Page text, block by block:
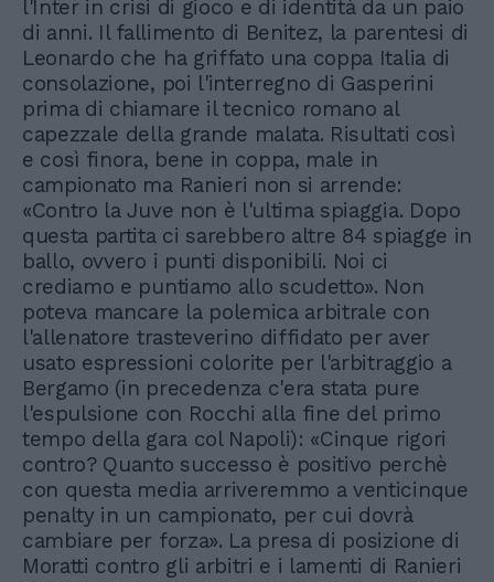
l'Inter in crisi di gioco e di identità da un paio
di anni. Il fallimento di Benitez, la parentesi di
Leonardo che ha griffato una coppa Italia di
consolazione, poi l'interregno di Gasperini
prima di chiamare il tecnico romano al
capezzale della grande malata. Risultati così
e così finora, bene in coppa, male in
campionato ma Ranieri non si arrende:
«Contro la Juve non è l'ultima spiaggia. Dopo
questa partita ci sarebbero altre 84 spiagge in
ballo, ovvero i punti disponibili. Noi ci
crediamo e puntiamo allo scudetto». Non
poteva mancare la polemica arbitrale con
l'allenatore trasteverino diffidato per aver
usato espressioni colorite per l'arbitraggio a
Bergamo (in precedenza c'era stata pure
l'espulsione con Rocchi alla fine del primo
tempo della gara col Napoli): «Cinque rigori
contro? Quanto successo è positivo perchè
con questa media arriveremmo a venticinque
penalty in un campionato, per cui dovrà
cambiare per forza». La presa di posizione di
Moratti contro gli arbitri e i lamenti di Ranieri